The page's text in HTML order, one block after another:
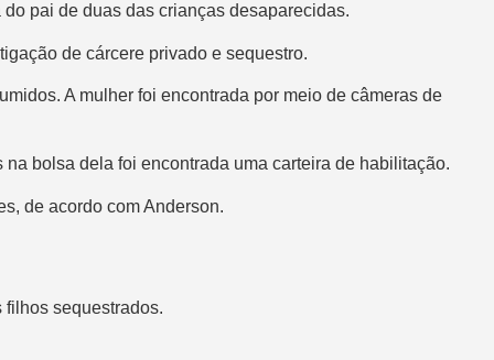
pai de duas das crianças desaparecidas.
de cárcere privado e sequestro.
A mulher foi encontrada por meio de câmeras de
bolsa dela foi encontrada uma carteira de habilitação.
de acordo com Anderson.
filhos sequestrados.